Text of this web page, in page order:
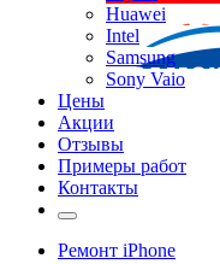
Huawei
Intel
Samsung
Sony Vaio
Цены
Акции
Отзывы
Примеры работ
Контакты
Ремонт iPhone